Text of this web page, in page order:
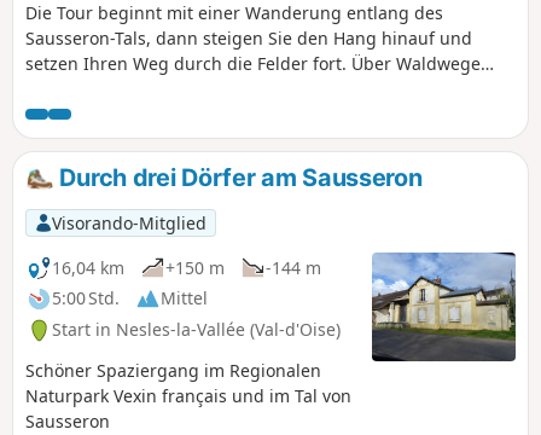
Die Tour beginnt mit einer Wanderung entlang des
Sausseron-Tals, dann steigen Sie den Hang hinauf und
setzen Ihren Weg durch die Felder fort. Über Waldwege
entdecken Sie auch eine besondere Stätte namens Trou à
Morts.
Durch drei Dörfer am Sausseron
Visorando-Mitglied
16,04 km
+150 m
-144 m
5:00 Std.
Mittel
Start in Nesles-la-Vallée (Val-d'Oise)
Schöner Spaziergang im Regionalen
Naturpark Vexin français und im Tal von
Sausseron